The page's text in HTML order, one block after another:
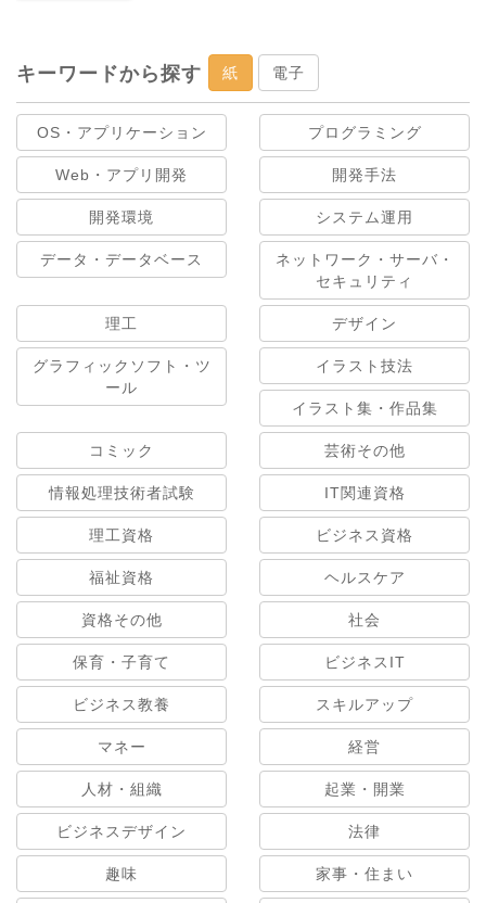
キーワードから探す 紙 電子
OS・アプリケーション プログラミング
Web・アプリ開発 開発手法
開発環境 システム運用
データ・データベース
ネットワーク・サーバ・
セキュリティ
理工 デザイン
グラフィックソフト・ツ
ール
イラスト技法
イラスト集・作品集
コミック 芸術その他
情報処理技術者試験 IT関連資格
理工資格 ビジネス資格
福祉資格 ヘルスケア
資格その他 社会
保育・子育て ビジネスIT
ビジネス教養 スキルアップ
マネー 経営
人材・組織 起業・開業
ビジネスデザイン 法律
趣味 家事・住まい